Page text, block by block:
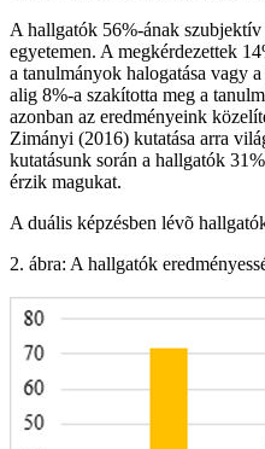
A hallgatók 56%-ának szubjektív
egyetemen. A megkérdezettek
a tanulmányok halogatása vagy
alig 8%-a szakította meg a
azonban az eredményeink
Zimányi (2016) kutatása arra
kutatásunk során a hallgatók
érzik magukat.
A duális képzésben lévõ
2. ábra: A hallgatók